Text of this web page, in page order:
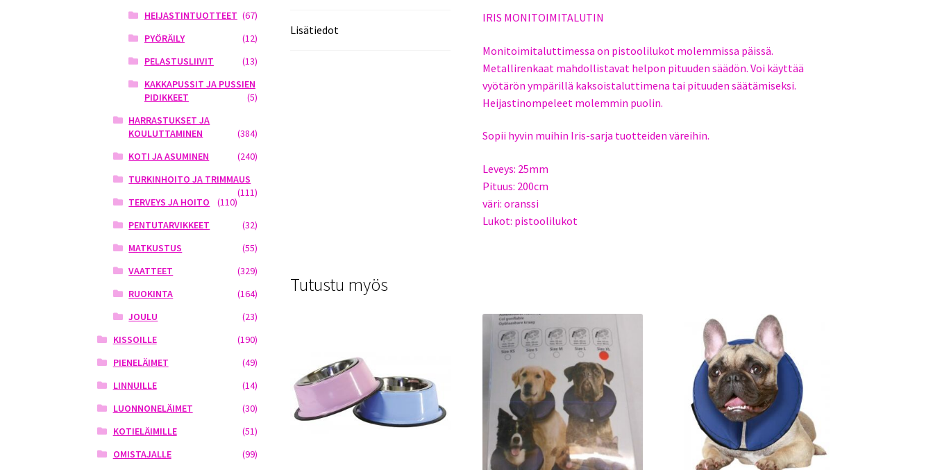
Lisätiedot
IRIS MONITOIMITALUTIN
Monitoimitaluttimessa on pistoolilukot molemmissa päissä.
Metallirenkaat mahdollistavat helpon pituuden säädön. Voi käyttää
vyötärön ympärillä kaksoistaluttimena tai pituuden säätämiseksi.
Heijastinompeleet molemmin puolin.
Sopii hyvin muihin Iris-sarja tuotteiden väreihin.
Leveys: 25mm
Pituus: 200cm
väri: oranssi
Lukot: pistoolilukot
Tutustu myös
HEIJASTINTUOTTEET (67)
PYÖRÄILY
(12)
PELASTUSLIIVIT
(13)
KAKKAPUSSIT JA PUSSIEN
PIDIKKEET
(5)
HARRASTUKSET JA
KOULUTTAMINEN
(384)
KOTI JA ASUMINEN
(240)
TURKINHOITO JA TRIMMAUS
(111)
TERVEYS JA HOITO
(110)
PENTUTARVIKKEET
(32)
MATKUSTUS
(55)
VAATTEET
(329)
RUOKINTA
(164)
JOULU
(23)
KISSOILLE
(190)
PIENELÄIMET
(49)
LINNUILLE
(14)
LUONNONELÄIMET
(30)
KOTIELÄIMILLE
(51)
OMISTAJALLE
(99)